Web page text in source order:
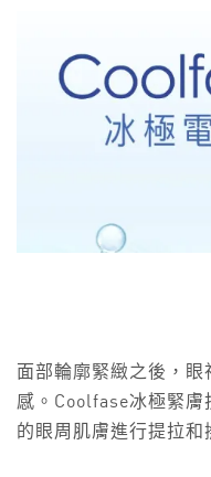
面部輪廓緊緻之後，
感。Coolfase冰極緊膚
的眼周肌膚進行提拉和